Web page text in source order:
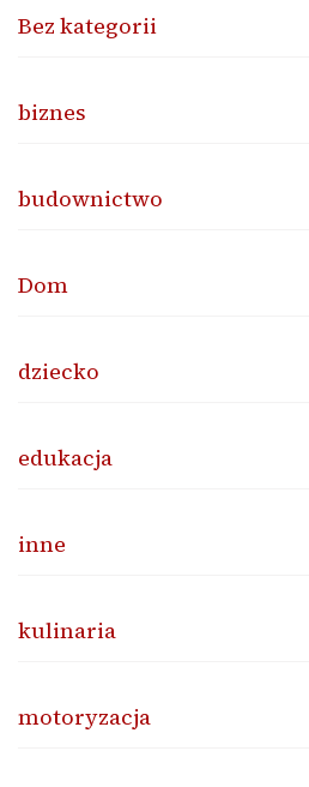
Bez kategorii
biznes
budownictwo
Dom
dziecko
edukacja
inne
kulinaria
motoryzacja